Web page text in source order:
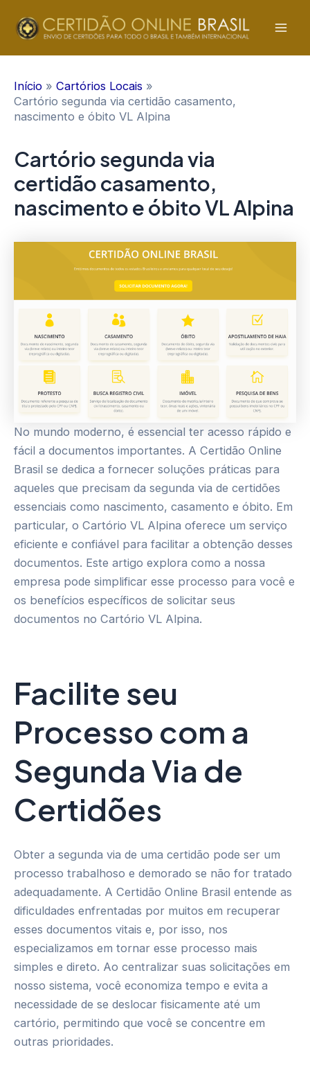
para
Início
Cartórios Locais
Cartório segunda via certidão casamento,
nascimento e óbito VL Alpina
Cartório segunda via
certidão casamento,
nascimento e óbito VL Alpina
No mundo moderno, é essencial ter acesso rápido e
fácil a documentos importantes. A Certidão Online
Brasil se dedica a fornecer soluções práticas para
aqueles que precisam da segunda via de certidões
essenciais como nascimento, casamento e óbito. Em
particular, o Cartório VL Alpina oferece um serviço
eficiente e confiável para facilitar a obtenção desses
documentos. Este artigo explora como a nossa
empresa pode simplificar esse processo para você e
os benefícios específicos de solicitar seus
documentos no Cartório VL Alpina.
Facilite seu
Processo com a
Segunda Via de
Certidões
Obter a segunda via de uma certidão pode ser um
processo trabalhoso e demorado se não for tratado
adequadamente. A Certidão Online Brasil entende as
dificuldades enfrentadas por muitos em recuperar
esses documentos vitais e, por isso, nos
especializamos em tornar esse processo mais
simples e direto. Ao centralizar suas solicitações em
nosso sistema, você economiza tempo e evita a
necessidade de se deslocar fisicamente até um
cartório, permitindo que você se concentre em
outras prioridades.